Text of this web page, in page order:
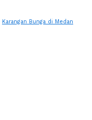
Karangan Bunga di Medan